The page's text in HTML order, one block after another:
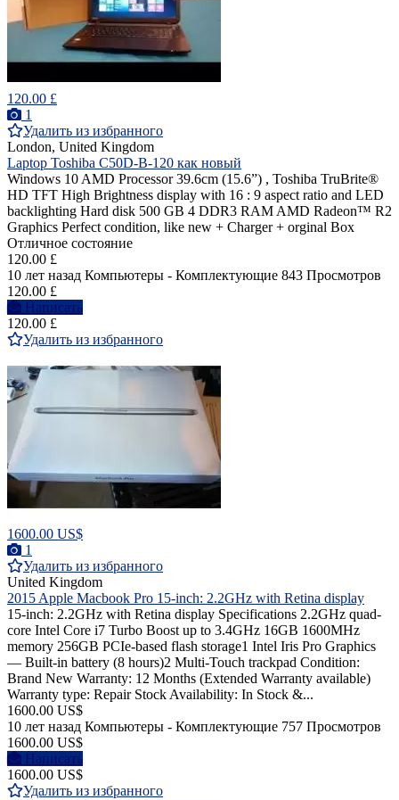
120.00 £
1
Удалить из избранного
London, United Kingdom
Laptop Toshiba C50D-B-120 как новый
Windows 10 AMD Processor 39.6cm (15.6”) , Toshiba TruBrite®
HD TFT High Brightness display with 16 : 9 aspect ratio and LED
backlighting Hard disk 500 GB 4 DDR3 RAM AMD Radeon™ R2
Graphics Perfect condition, like new + Charger + orginal Box
Отличное состояние
120.00 £
10 лет назад Компьютеры - Комплектующие 843 Просмотров
120.00 £
Написать
120.00 £
Удалить из избранного
1600.00 US$
1
Удалить из избранного
United Kingdom
2015 Apple Macbook Pro 15-inch: 2.2GHz with Retina display
15-inch: 2.2GHz with Retina display Specifications 2.2GHz quad-
core Intel Core i7 Turbo Boost up to 3.4GHz 16GB 1600MHz
memory 256GB PCIe-based flash storage1 Intel Iris Pro Graphics
— Built-in battery (8 hours)2 Multi-Touch trackpad Condition:
Brand New Warranty: 12 Months (Extended Warranty available)
Warranty type: Repair Stock Availability: In Stock &...
1600.00 US$
10 лет назад Компьютеры - Комплектующие 757 Просмотров
1600.00 US$
Написать
1600.00 US$
Удалить из избранного